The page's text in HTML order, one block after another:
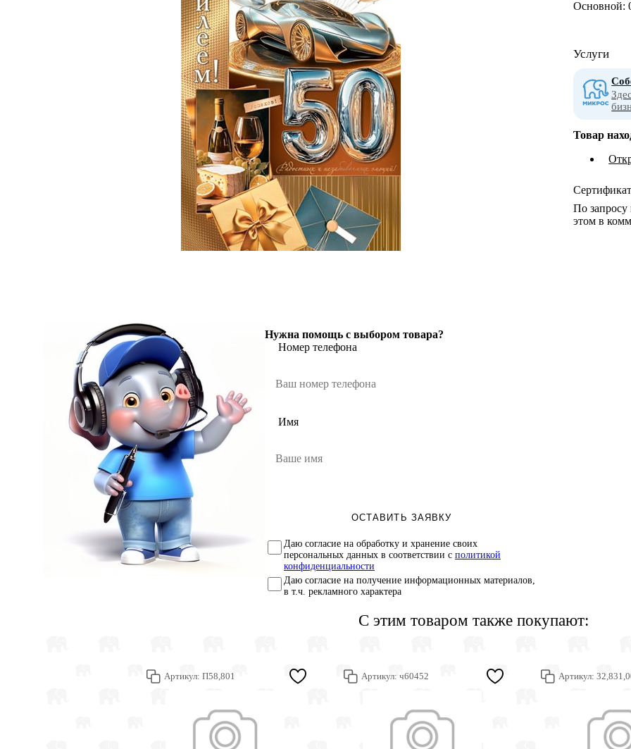
Нужна помощь с выбором товара?
Номер телефона
Имя
ОСТАВИТЬ ЗАЯВКУ
Даю согласие на обработку и хранение своих
персональных данных в соответствии с политикой
конфиденциальности
Даю согласие на получение информационных материалов,
в т.ч. рекламного характера
Основной:
Услуги
Товар
Сертификат
По
этом в
С этим товаром также покупают:
Артикул: П58,801 Артикул: ч60452 Артикул: